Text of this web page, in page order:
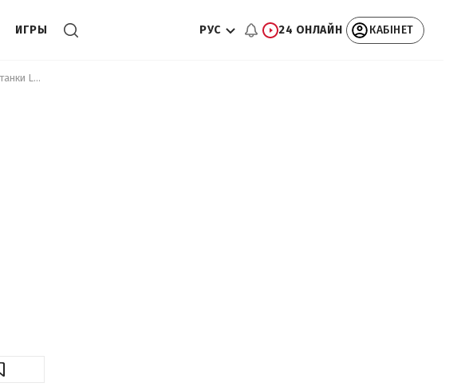
ИГРЫ РУС 24 ОНЛАЙН КАБІНЕТ
Братья Кличко показали готовящиеся к отправке в Украину танки Leopard в Германии